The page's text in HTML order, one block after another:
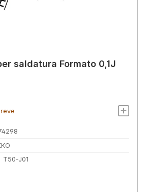
saldatura Formato 0,1J
T50-J01